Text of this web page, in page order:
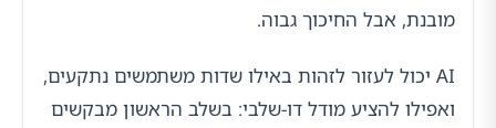
מובנת, אבל החיכוך גבוה.
AI יכול לעזור לזהות באילו שדות משתמשים נתקעים,
ואפילו להציע מודל דו-שלבי: בשלב הראשון מבקשים